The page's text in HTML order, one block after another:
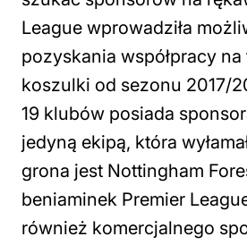
League wprowadziła
pozyskania współpracy na
koszulki od sezonu 2017/
19 klubów posiada
jedyną ekipą, która
grona jest Nottingham
beniaminek Premier
również komercjalnego